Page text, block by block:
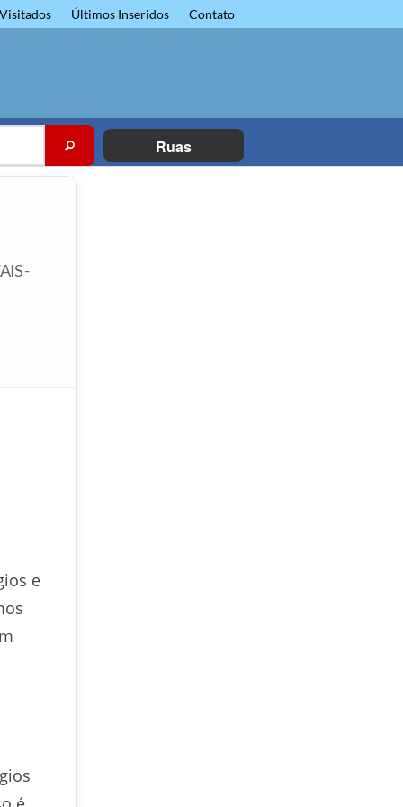
Últimos Inseridos Contato
Ruas
-
e